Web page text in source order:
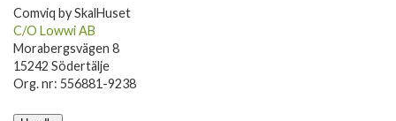
Comviq by SkalHuset
C/O Lowwi AB
Morabergsvägen 8
15242 Södertälje
Org. nr: 556881-9238